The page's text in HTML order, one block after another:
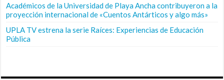
Académicos de la Universidad de Playa Ancha contribuyeron a la
proyección internacional de «Cuentos Antárticos y algo más»
UPLA TV estrena la serie Raíces: Experiencias de Educación
Pública